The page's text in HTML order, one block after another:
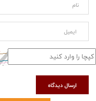
ارسال دیدگاه